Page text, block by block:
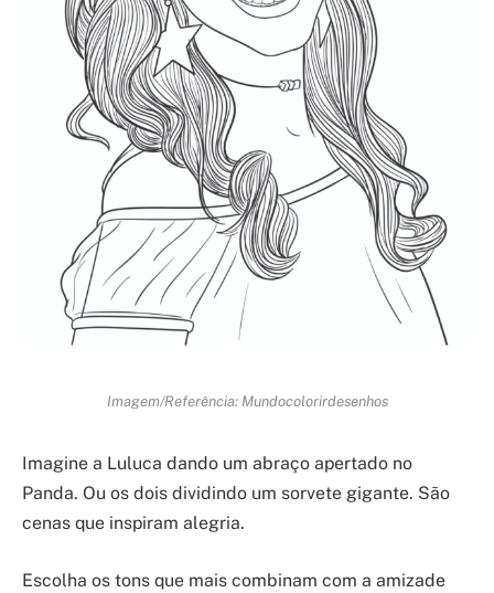
Imagem/Referência: Mundocolorirdesenhos
Imagine a Luluca dando um abraço apertado no
Panda. Ou os dois dividindo um sorvete gigante. São
cenas que inspiram alegria.
Escolha os tons que mais combinam com a amizade